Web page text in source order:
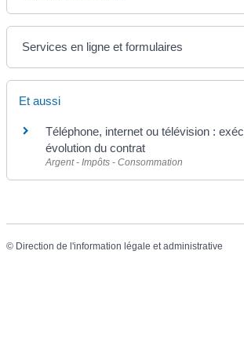
Services en ligne et formulaires
Et aussi
Téléphone, internet ou télévision :
évolution du contrat
Argent - Impôts - Consommation
© Direction de l'information légale et administrative